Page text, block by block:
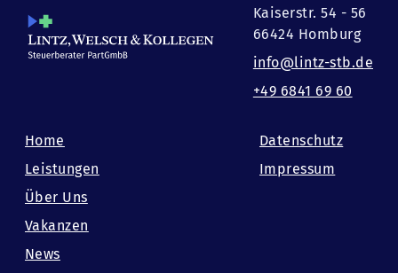
Kaiserstr. 54 - 56
66424 Homburg
info@lintz-stb.de
+49 6841 69 60
Home
Leistungen
Über Uns
Vakanzen
News
Datenschutz
Impressum